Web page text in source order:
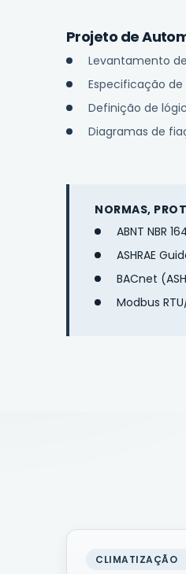
Projeto de
Levantamento
Especificação de
Definição de
Diagramas de
NORMAS,
ABNT NBR
ASHRAE
BACnet
Modbus
CLIMATIZAÇÃO